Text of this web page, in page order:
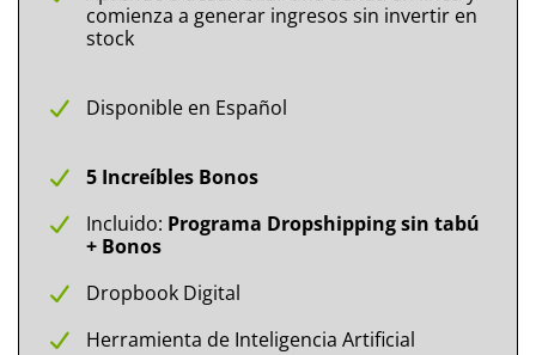
comienza a generar ingresos sin invertir en
stock
Disponible en Español
5 Increíbles Bonos
Incluido: Programa Dropshipping sin tabú
+ Bonos
Dropbook Digital
Herramienta de Inteligencia Artificial